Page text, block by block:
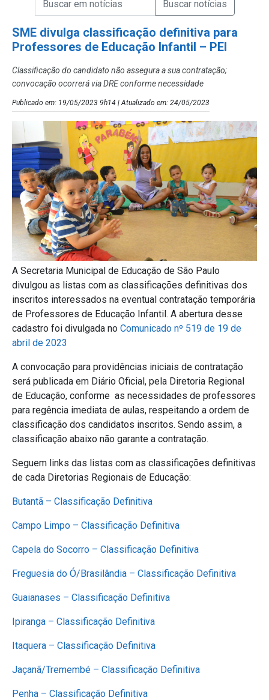
SME divulga classificação definitiva para
Professores de Educação Infantil – PEI
Classificação do candidato não assegura a sua contratação;
convocação ocorrerá via DRE conforme necessidade
Publicado em: 19/05/2023 9h14 | Atualizado em: 24/05/2023
A Secretaria Municipal de Educação de São Paulo
divulgou as listas com as classificações definitivas dos
inscritos interessados na eventual contratação temporária
de Professores de Educação Infantil. A abertura desse
cadastro foi divulgada no Comunicado nº 519 de 19 de
abril de 2023
A convocação para providências iniciais de contratação
será publicada em Diário Oficial, pela Diretoria Regional
de Educação, conforme as necessidades de professores
para regência imediata de aulas, respeitando a ordem de
classificação dos candidatos inscritos. Sendo assim, a
classificação abaixo não garante a contratação.
Seguem links das listas com as classificações definitivas
de cada Diretorias Regionais de Educação:
Butantã – Classificação Definitiva
Campo Limpo – Classificação Definitiva
Capela do Socorro – Classificação Definitiva
Freguesia do Ó/Brasilândia – Classificação Definitiva
Guaianases – Classificação Definitiva
Ipiranga – Classificação Definitiva
Itaquera – Classificação Definitiva
Jaçanã/Tremembé – Classificação Definitiva
Penha – Classificação Definitiva